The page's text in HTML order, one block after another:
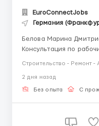
EuroConnectJobs
Германия
Белова Марина
Консультация по
работы: пн.-сб., 10
Жилье: предоставит
Строительство - Ремонт -
2 дня назад
Без опыта С